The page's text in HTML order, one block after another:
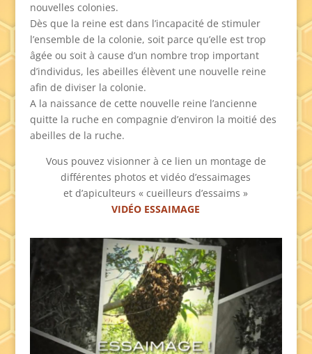
nouvelles colonies.
Dès que la reine est dans l’incapacité de stimuler
l’ensemble de la colonie, soit parce qu’elle est trop
âgée ou soit à cause d’un nombre trop important
d’individus, les abeilles élèvent une nouvelle reine
afin de diviser la colonie.
A la naissance de cette nouvelle reine l’ancienne
quitte la ruche en compagnie d’environ la moitié des
abeilles de la ruche.
Vous pouvez visionner à ce lien un montage de
différentes photos et vidéo d’essaimages
et d’apiculteurs « cueilleurs d’essaims »
VIDÉO ESSAIMAGE